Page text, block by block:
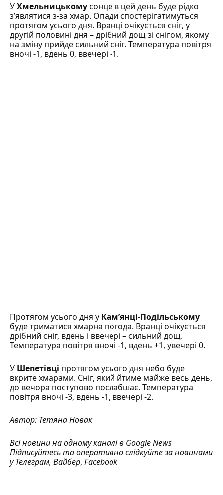
УХмельницькомусонце в цей день буде рідко
з’являтися з-за хмар. Опади спостерігатимуться
протягом усього дня. Вранці очікується сніг, у
другій половині дня – дрібний дощ зі снігом, якому
на зміну прийде сильний сніг. Температура повітря
вночі -1, вдень 0, ввечері -1.
Протягом усього дня у Кам’янці-Подільському
буде триматися хмарна погода. Вранці очікується
дрібний сніг, вдень і ввечері – сильний дощ.
Температура повітря вночі -1, вдень +1, увечері 0.
У Шепетівці протягом усього дня небо буде
вкрите хмарами. Сніг, який йтиме майже весь день,
до вечора поступово послабшає. Температура
повітря вночі -3, вдень -1, ввечері -2.
Автор: Тетяна Новак
Всі новини на одному каналі в Google News
Підписуйтесь та оперативно слідкуйте за новинами
уТелеграм, Вайбер, Facebook